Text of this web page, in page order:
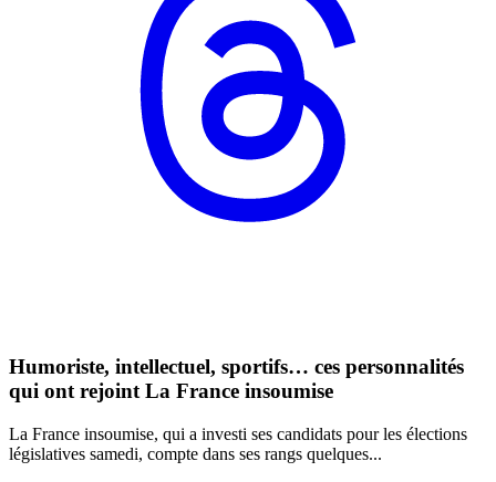
Humoriste, intellectuel, sportifs… ces personnalités
qui ont rejoint La France insoumise
La France insoumise, qui a investi ses candidats pour les élections
législatives samedi, compte dans ses rangs quelques...